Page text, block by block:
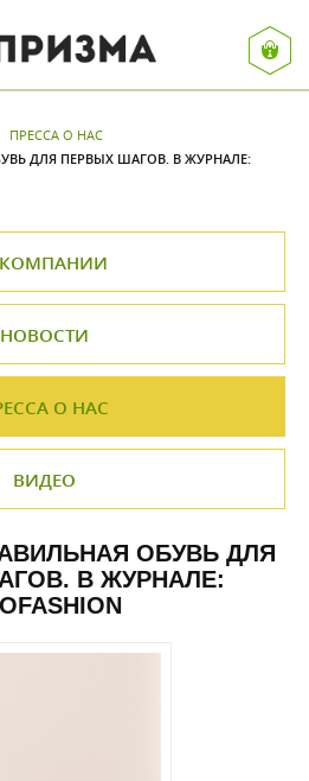
ПРЕССА О НАС
ДЛЯ ПЕРВЫХ ШАГОВ. В ЖУРНАЛЕ:
НОВОСТИ
О НАС
ВИДЕО
ОБУВЬ ДЛЯ
В ЖУРНАЛЕ: